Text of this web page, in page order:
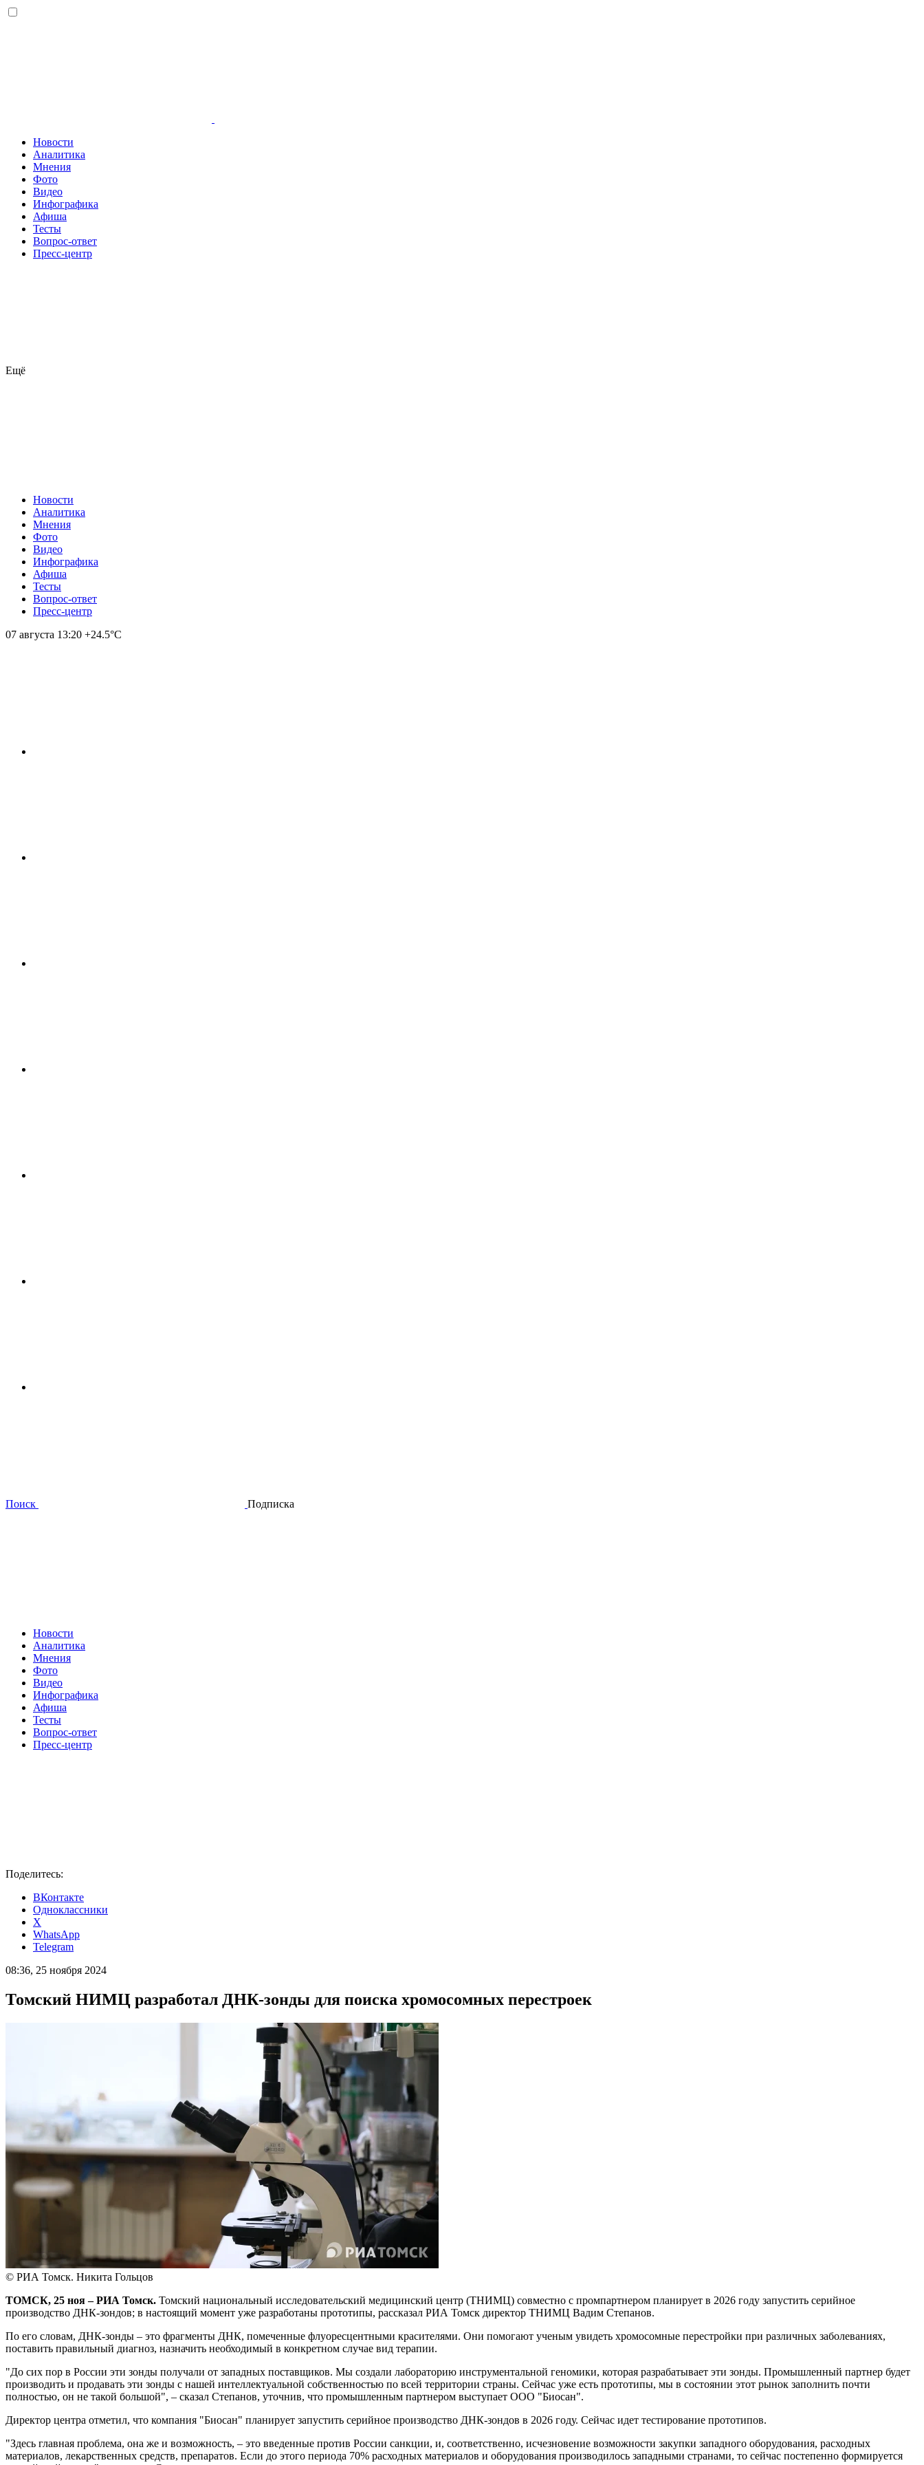
Новости
Аналитика
Мнения
Фото
Видео
Инфографика
Афиша
Тесты
Вопрос-ответ
Пресс-центр
Ещё
Новости
Аналитика
Мнения
Фото
Видео
Инфографика
Афиша
Тесты
Вопрос-ответ
Пресс-центр
07 августа 13:20 +24.5°С
Поиск Подписка
Новости
Аналитика
Мнения
Фото
Видео
Инфографика
Афиша
Тесты
Вопрос-ответ
Пресс-центр
Поделитесь:
ВКонтакте
Одноклассники
X
WhatsApp
Telegram
08:36, 25 ноября 2024
Томский НИМЦ разработал ДНК-зонды для поиска хромосомных перестроек
© РИА Томск. Никита Гольцов
ТОМСК, 25 ноя – РИА Томск. Томский национальный исследовательский медицинский центр (ТНИМЦ) совместно с промпартнером планирует в 2026 году запустить серийное
производство ДНК-зондов; в настоящий момент уже разработаны прототипы, рассказал РИА Томск директор ТНИМЦ Вадим Степанов.
По его словам, ДНК-зонды – это фрагменты ДНК, помеченные флуоресцентными красителями. Они помогают ученым увидеть хромосомные перестройки при различных заболеваниях,
поставить правильный диагноз, назначить необходимый в конкретном случае вид терапии.
"До сих пор в России эти зонды получали от западных поставщиков. Мы создали лабораторию инструментальной геномики, которая разрабатывает эти зонды. Промышленный партнер будет
производить и продавать эти зонды с нашей интеллектуальной собственностью по всей территории страны. Сейчас уже есть прототипы, мы в состоянии этот рынок заполнить почти
полностью, он не такой большой", – сказал Степанов, уточнив, что промышленным партнером выступает ООО "Биосан".
Директор центра отметил, что компания "Биосан" планирует запустить серийное производство ДНК-зондов в 2026 году. Сейчас идет тестирование прототипов.
"Здесь главная проблема, она же и возможность, – это введенные против России санкции, и, соответственно, исчезновение возможности закупки западного оборудования, расходных
материалов, лекарственных средств, препаратов. Если до этого периода 70% расходных материалов и оборудования производилось западными странами, то сейчас постепенно формируется